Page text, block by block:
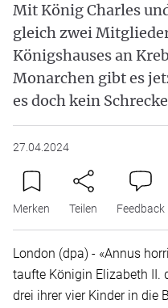
Mit König Charles
gleich zwei
Königshauses an
Monarchen gibt es
es doch kein
27.04.2024
Merken Teilen Feedback
London (dpa) - «Annus
taufte Königin Elizabeth II.
drei ihrer vier Kinder in die